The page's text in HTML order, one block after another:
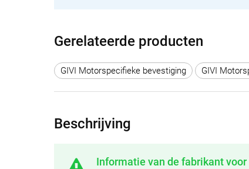
Gerelateerde producten
GIVI Motorspecifieke bevestiging GIVI
Beschrijving
Informatie van de fabrikant voor